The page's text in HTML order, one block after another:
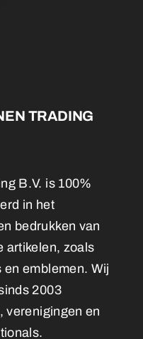
TRADING
B.V. is 100%
in het
bedrukken van
artikelen, zoals
en emblemen. Wij
2003
verenigingen en